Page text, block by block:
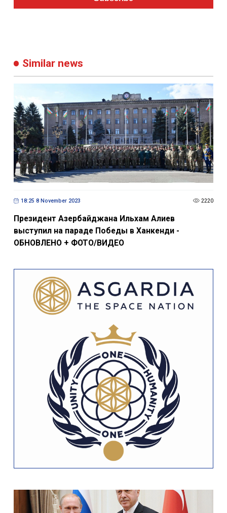
Similar news
18:25 8 November 2023 2220
Президент Азербайджана Ильхам Алиев
выступил на параде Победы в Ханкенди -
ОБНОВЛЕНО + ФОТО/ВИДЕО